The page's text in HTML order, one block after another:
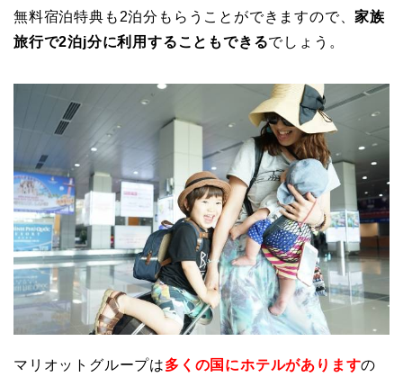
無料宿泊特典も2泊分もらうことができますので、家族
旅行で2泊j分に利用することもできるでしょう。
マリオットグループは多くの国にホテルがありますの